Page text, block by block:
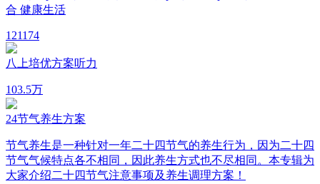
合 健康生活
121174
八上培优方案听力
103.5万
24节气养生方案
节气养生是一种针对一年二十四节气的养生行为，因为二十四
节气气候特点各不相同，因此养生方式也不尽相同。本专辑为
大家介绍二十四节气注意事项及养生调理方案！